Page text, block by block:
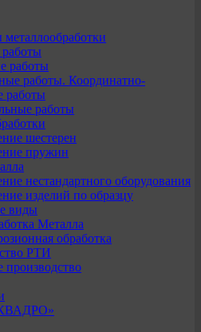
работы
работы. Координатно-
работы
работы
шестерен
пружин
нестандартного оборудования
изделий по образцу
виды
Металла
обработка
РТИ
производство